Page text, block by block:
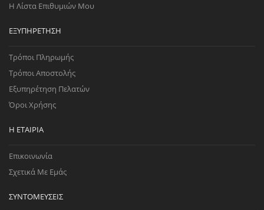
Η Λίστα Επιθυμιών Μου
ΕΞΥΠΗΡΈΤΗΣΗ
Τρόποι Πληρωμής
Τρόποι Αποστολής
Εξυπηρέτηση Πελατών
Όροι Χρήσης
Η ΕΤΑΙΡΊΑ
Επικοινωνία
Σχετικά Με Εμάς
ΣΥΝΤΟΜΕΎΣΕΙΣ